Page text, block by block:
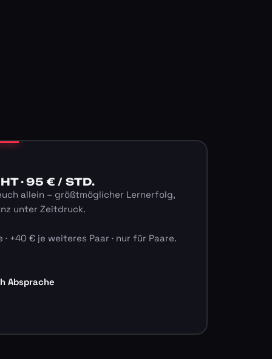
· 95 € / STD.
allein – größtmöglicher Lernerfolg,
unter Zeitdruck.
+40 € je weiteres Paar · nur für Paare.
Absprache